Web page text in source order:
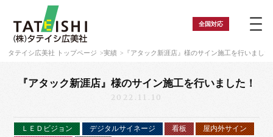
全国対応
タテイシ広美社 トップページ 実績 『アタック新涯店』様のサイン施工を行いました
『アタック新涯店』様のサイン施工を行いました！
2022.11.10
ＬＥＤビジョン デジタルサイネージ 看板
屋内外サイン